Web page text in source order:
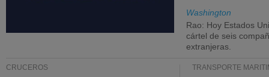
Washington
Rao: Hoy Estados
cártel de seis
extranjeras.
CRUCEROS TRANSPORTE